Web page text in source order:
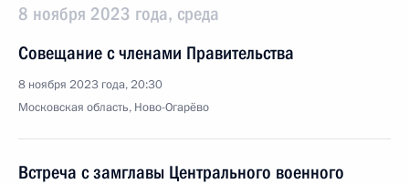
8 ноября 2023 года, среда
Совещание с членами Правительства
8 ноября 2023 года, 20:30
Московская область, Ново-Огарёво
Встреча с замглавы Центрального военного